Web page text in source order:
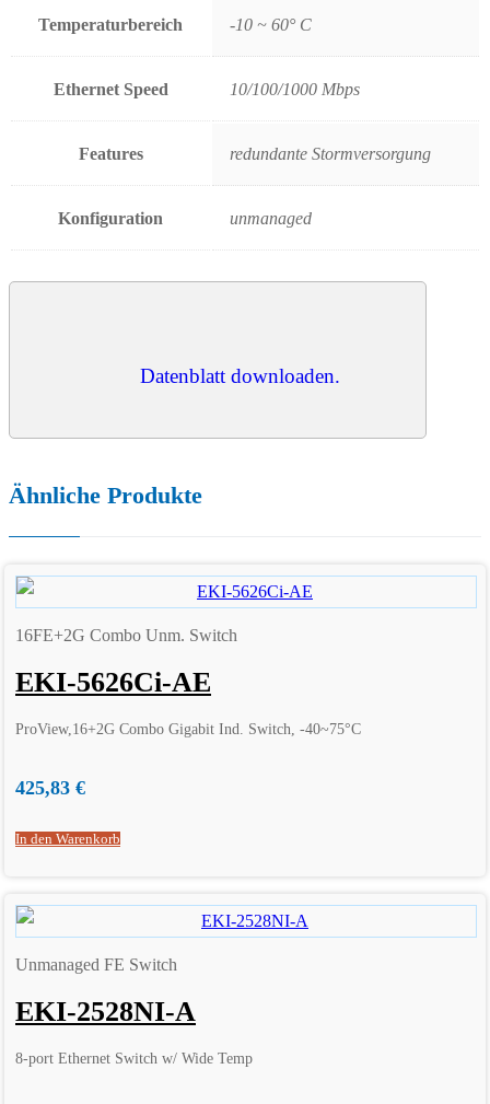
Temperaturbereich -10 ~ 60° C
Ethernet Speed 10/100/1000 Mbps
Features redundante Stormversorgung
Konfiguration unmanaged
Datenblatt downloaden.
Ähnliche Produkte
16FE+2G Combo Unm. Switch
EKI-5626Ci-AE
ProView,16+2G Combo Gigabit Ind. Switch, -40~75°C
425,83 €
In den Warenkorb
Unmanaged FE Switch
EKI-2528NI-A
8-port Ethernet Switch w/ Wide Temp